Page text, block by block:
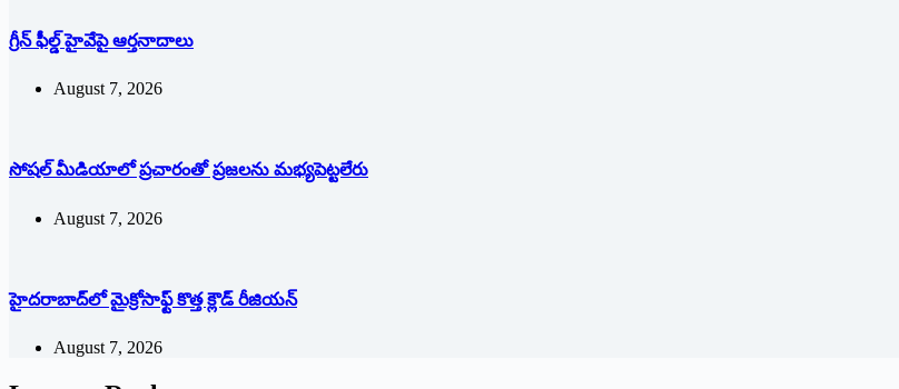
గ్రీన్ ఫీల్డ్ హైవేపై ఆర్తనాదాలు
August 7, 2026
సోషల్‌ ‌మీడియాలో ప్రచారంతో ప్రజలను మభ్యపెట్టలేరు
August 7, 2026
హైదరాబాద్‌లో మైక్రోసాఫ్ట్ ‌కొత్త క్లౌడ్‌ ‌రీజియన్‌
August 7, 2026